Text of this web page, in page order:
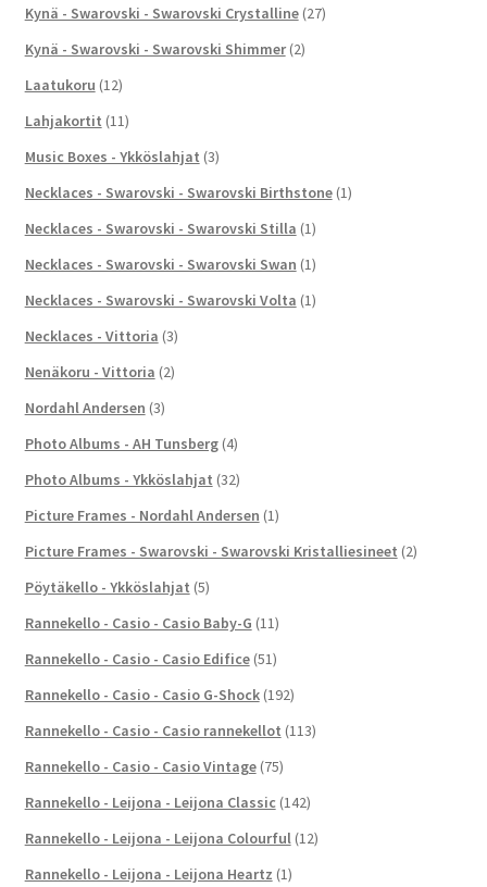
Kynä - Swarovski - Swarovski Crystalline (27)
Kynä - Swarovski - Swarovski Shimmer (2)
Laatukoru (12)
Lahjakortit (11)
Music Boxes - Ykköslahjat (3)
Necklaces - Swarovski - Swarovski Birthstone (1)
Necklaces - Swarovski - Swarovski Stilla (1)
Necklaces - Swarovski - Swarovski Swan (1)
Necklaces - Swarovski - Swarovski Volta (1)
Necklaces - Vittoria (3)
Nenäkoru - Vittoria (2)
Nordahl Andersen (3)
Photo Albums - AH Tunsberg (4)
Photo Albums - Ykköslahjat (32)
Picture Frames - Nordahl Andersen (1)
Picture Frames - Swarovski - Swarovski Kristalliesineet (2)
Pöytäkello - Ykköslahjat (5)
Rannekello - Casio - Casio Baby-G (11)
Rannekello - Casio - Casio Edifice (51)
Rannekello - Casio - Casio G-Shock (192)
Rannekello - Casio - Casio rannekellot (113)
Rannekello - Casio - Casio Vintage (75)
Rannekello - Leijona - Leijona Classic (142)
Rannekello - Leijona - Leijona Colourful (12)
Rannekello - Leijona - Leijona Heartz (1)